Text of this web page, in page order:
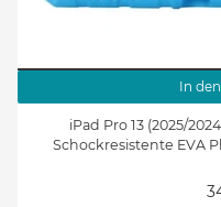
In
iPad Pro 13 (2025/
Schockresistente EVA